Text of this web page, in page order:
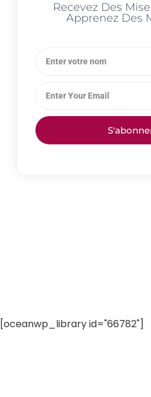
Recevez Des
Apprenez Des
[oceanwp_library id="66782"]